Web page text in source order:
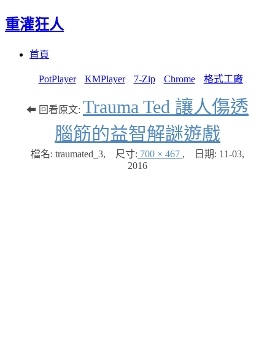
重灌狂人
首頁
PotPlayer KMPlayer 7-Zip Chrome 格式工廠
⬅ 回看原文: Trauma Ted 讓人傷透
腦筋的益智解謎遊戲
檔名: traumated_3, 尺寸: 700 × 467 , 日期: 11-03,
2016